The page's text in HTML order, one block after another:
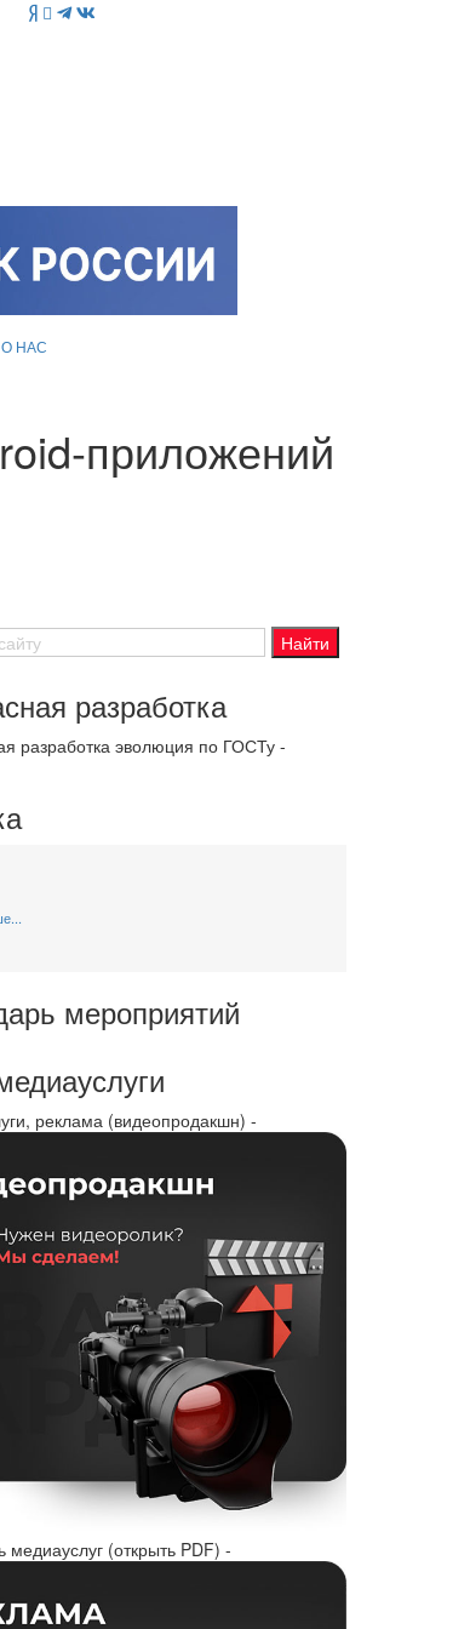
О НАС
приложений
разработка
разработка эволюция по ГОСТу -
мероприятий
реклама (видеопродакшн) -
медиауслуг (открыть PDF) -